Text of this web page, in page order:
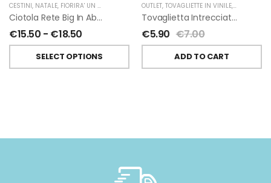
CESTINI, NATALE, FIORIRA' UN GIARDINO
Ciotola Rete Big In Abaca Oro
€15.50 - €18.50
SELECT OPTIONS
OUTLET, TOVAGLIETTE IN VINILE, NATALE
Tovaglietta Intrecciata Vinile Oro Di Fiorirà Un Giardino
€5.90 €7.00
ADD TO CART